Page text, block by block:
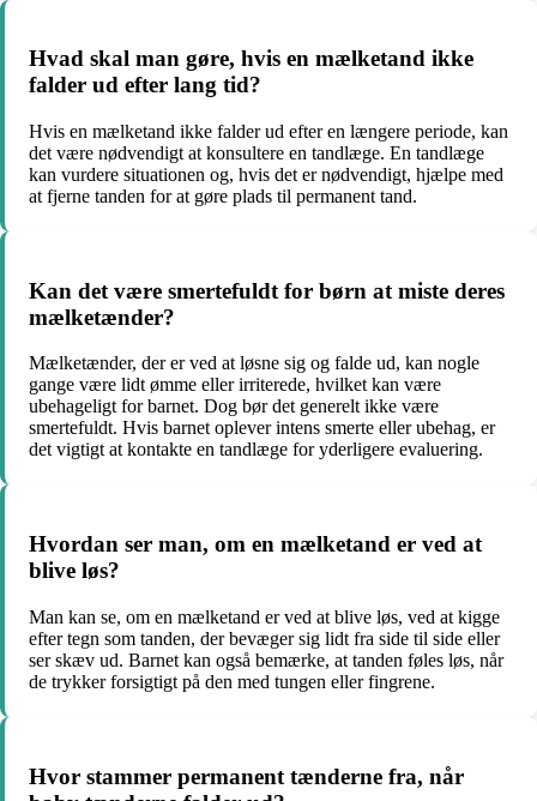
Hvad skal man gøre, hvis en mælketand ikke
falder ud efter lang tid?
Hvis en mælketand ikke falder ud efter en længere periode, kan
det være nødvendigt at konsultere en tandlæge. En tandlæge
kan vurdere situationen og, hvis det er nødvendigt, hjælpe med
at fjerne tanden for at gøre plads til permanent tand.
Kan det være smertefuldt for børn at miste deres
mælketænder?
Mælketænder, der er ved at løsne sig og falde ud, kan nogle
gange være lidt ømme eller irriterede, hvilket kan være
ubehageligt for barnet. Dog bør det generelt ikke være
smertefuldt. Hvis barnet oplever intens smerte eller ubehag, er
det vigtigt at kontakte en tandlæge for yderligere evaluering.
Hvordan ser man, om en mælketand er ved at
blive løs?
Man kan se, om en mælketand er ved at blive løs, ved at kigge
efter tegn som tanden, der bevæger sig lidt fra side til side eller
ser skæv ud. Barnet kan også bemærke, at tanden føles løs, når
de trykker forsigtigt på den med tungen eller fingrene.
Hvor stammer permanent tænderne fra, når